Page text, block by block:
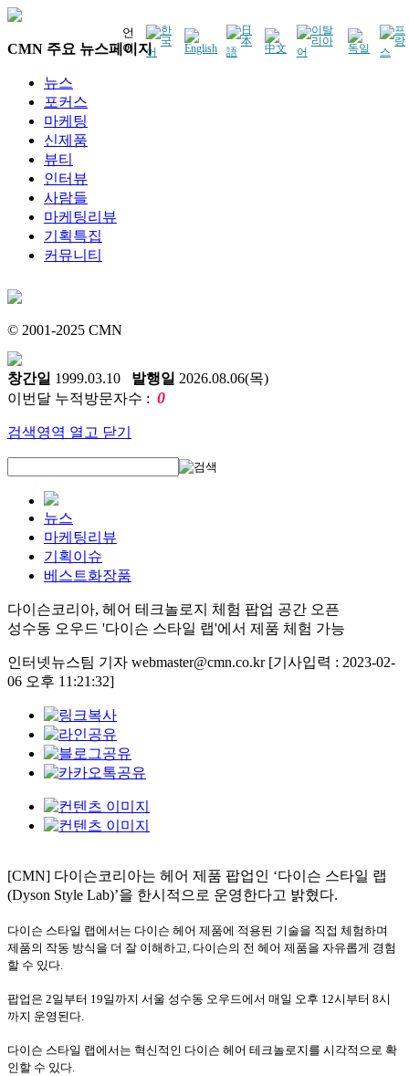
언
어
CMN 주요 뉴스페이지
뉴스
포커스
마케팅
신제품
뷰티
인터뷰
사람들
마케팅리뷰
기획특집
커뮤니티
© 2001-2025 CMN
창간일 1999.03.10 발행일 2026.08.06(목)
이번달 누적방문자수 : 0
검색영역 열고 닫기
뉴스
마케팅리뷰
기획이슈
베스트화장품
다이슨코리아, 헤어 테크놀로지 체험 팝업 공간 오픈
성수동 오우드 '다이슨 스타일 랩'에서 제품 체험 가능
인터넷뉴스팀 기자 webmaster@cmn.co.kr [기사입력 : 2023-02-
06 오후 11:21:32]
[CMN] 다이슨코리아는 헤어 제품 팝업인 ‘다이슨 스타일 랩
(Dyson Style Lab)’을 한시적으로 운영한다고 밝혔다.
다이슨 스타일 랩에서는 다이슨 헤어 제품에 적용된 기술을 직접 체험하며
제품의 작동 방식을 더 잘 이해하고, 다이슨의 전 헤어 제품을 자유롭게 경험
할 수 있다.
팝업은 2일부터 19일까지 서울 성수동 오우드에서 매일 오후 12시부터 8시
까지 운영된다.
다이슨 스타일 랩에서는 혁신적인 다이슨 헤어 테크놀로지를 시각적으로 확
인할 수 있다.